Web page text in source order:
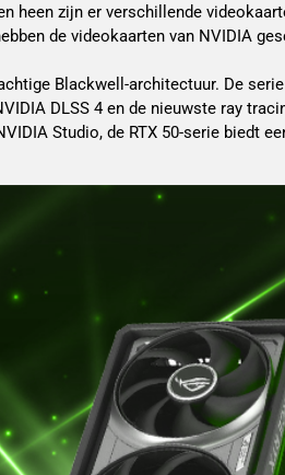
heen zijn er verschillende
de videokaarten van NVIDIA
Blackwell-architectuur. De
DLSS 4 en de nieuwste ray
Studio, de RTX 50-serie biedt